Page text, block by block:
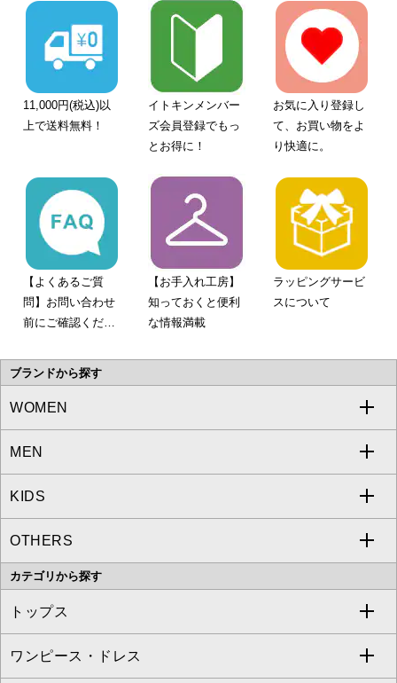
11,000円(税込)以
上で送料無料！
イトキンメンバー
ズ会員登録でもっ
とお得に！
お気に入り登録し
て、お買い物をよ
り快適に。
【よくあるご質
問】お問い合わせ
前にご確認くださ
【お手入れ工房】
知っておくと便利
な情報満載
ラッピングサービ
スについて
ブランドから探す
WOMEN
a.v.v
MICHEL KLEIN
MK MICHEL KLEIN
OFUON le MK
MEN
a.v.v
MICHEL KLEIN HOMME
MK MICHEL KLEIN HOMME
KIDS
a.v.v
OTHERS
MK MICHEL KLEIN BAG
カテゴリから探す
トップス
すべてのトップス
ワンピース・ドレス